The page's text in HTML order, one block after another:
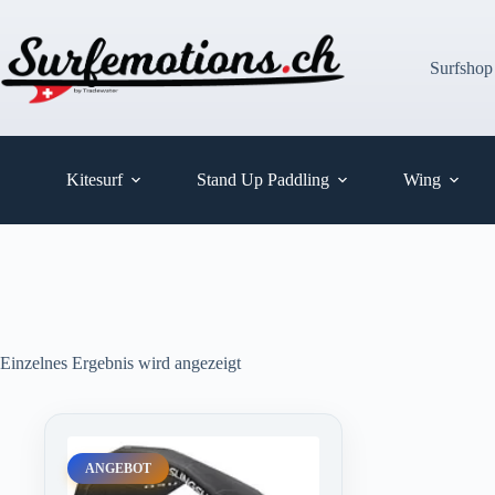
springen
Kitesurf Stand Up Paddling Wing
Einzelnes Ergebnis wird angezeigt
ANGEBOT